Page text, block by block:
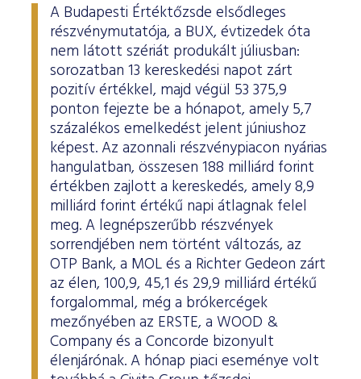
A Budapesti Értéktőzsde elsődleges
részvénymutatója, a BUX, évtizedek óta
nem látott szériát produkált júliusban:
sorozatban 13 kereskedési napot zárt
pozitív értékkel, majd végül 53 375,9
ponton fejezte be a hónapot, amely 5,7
százalékos emelkedést jelent júniushoz
képest. Az azonnali részvénypiacon nyárias
hangulatban, összesen 188 milliárd forint
értékben zajlott a kereskedés, amely 8,9
milliárd forint értékű napi átlagnak felel
meg. A legnépszerűbb részvények
sorrendjében nem történt változás, az
OTP Bank, a MOL és a Richter Gedeon zárt
az élen, 100,9, 45,1 és 29,9 milliárd értékű
forgalommal, még a brókercégek
mezőnyében az ERSTE, a WOOD &
Company és a Concorde bizonyult
élenjárónak. A hónap piaci eseménye volt